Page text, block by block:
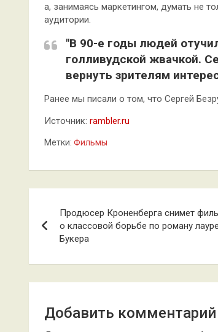
а, занимаясь маркетингом, думать не
аудитории.
"В 90-е годы людей
голливудской жвачкой.
вернуть зрителям
Ранее мы писали о том, что Сергей
Источник: rambler.ru
Метки: Фильмы
по
записям
Продюсер Кроненберга снимет
о классовой борьбе по роману
Букера
Добавить комментарий